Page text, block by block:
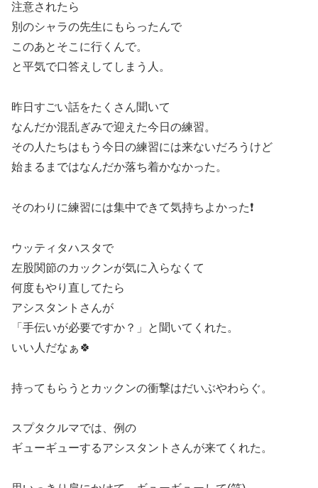
注意されたら
別のシャラの先生にもらったんで
このあとそこに行くんで。
と平気で口答えしてしまう人。
昨日すごい話をたくさん聞いて
なんだか混乱ぎみで迎えた今日の練習。
その人たちはもう今日の練習には来ないだろうけど
始まるまではなんだか落ち着かなかった。
そのわりに練習には集中できて気持ちよかった❗
ウッティタハスタで
左股関節のカックンが気に入らなくて
何度もやり直してたら
アシスタントさんが
「手伝いが必要ですか？」と聞いてくれた。
いい人だなぁ🍀
持ってもらうとカックンの衝撃はだいぶやわらぐ。
スプタクルマでは、例の
ギューギューするアシスタントさんが来てくれた。